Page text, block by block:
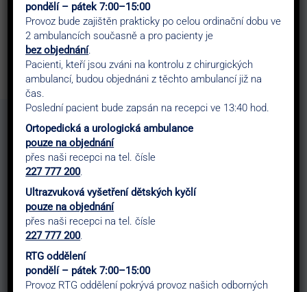
Chirobory >Make Appointments 02
WITH ACCESS TO
24 Hour Emergency
Our clinic is equipped with modern facilities and
advanced medical technology to ensure accurate
diagnosesand effective treatments. This enables us
to provide you with the highest standard of care.
pondělí – pátek 7:00–15:00
Provoz bude zajištěn prakticky po celou ordinační dobu ve
2 ambulancích současně a pro pacienty je
bez objednání.
Pacienti, kteří jsou zváni na kontrolu z chirurgických
ambulancí, budou objednáni z těchto ambulancí již na
čas.
Poslední pacient bude zapsán na recepci ve 13:40 hod.
Ortopedická a urologická ambulance
pouze na objednání
přes naši recepci na tel. čísle
227 777 200.
Ultrazvuková vyšetření dětských kyčlí
pouze na objednání
přes naši recepci na tel. čísle
227 777 200.
RTG oddělení
pondělí – pátek 7:00–15:00
Provoz RTG oddělení pokrývá provoz našich odborných